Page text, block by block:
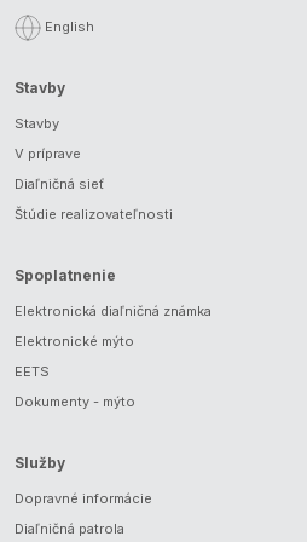
English
Stavby
Stavby
V príprave
Diaľničná sieť
Štúdie realizovateľnosti
Spoplatnenie
Elektronická diaľničná známka
Elektronické mýto
EETS
Dokumenty - mýto
Služby
Dopravné informácie
Diaľničná patrola